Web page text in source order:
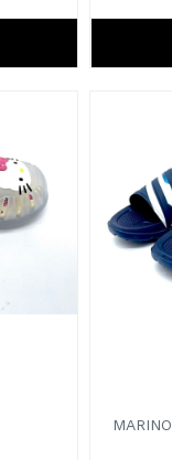
MARINO